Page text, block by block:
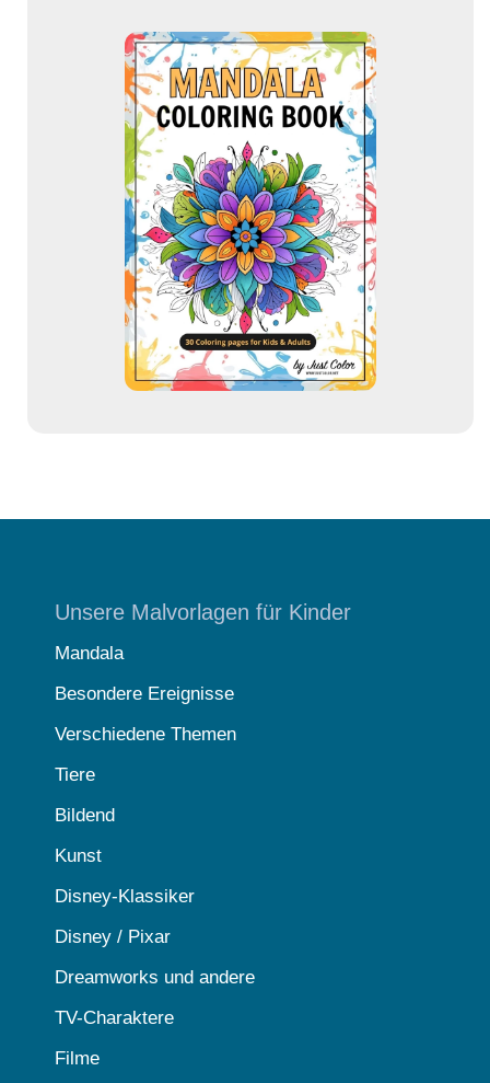
Unsere Malvorlagen für Kinder
Mandala
Besondere Ereignisse
Verschiedene Themen
Tiere
Bildend
Kunst
Disney-Klassiker
Disney / Pixar
Dreamworks und andere
TV-Charaktere
Filme